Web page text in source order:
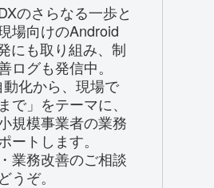
のさらなる一歩と
場向けのAndroid
にも取り組み、制
ログも発信中。
動化から、現場で
で」をテーマに、
規模事業者の業務
ートします。
業務改善のご相談
うぞ。